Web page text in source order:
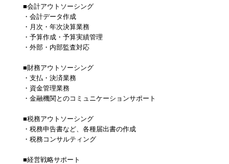
■会計アウトソーシング
・会計データ作成
・月次・年次決算業務
・予算作成・予算実績管理
・外部・内部監査対応
■財務アウトソーシング
・支払・決済業務
・資金管理業務
・金融機関とのコミュニケーションサポート
■税務アウトソーシング
・税務申告書など、各種届出書の作成
・税務コンサルティング
■経営戦略サポート